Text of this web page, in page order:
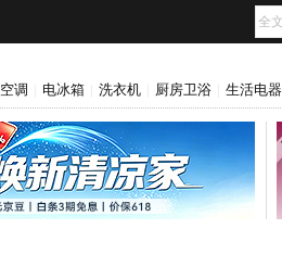
空调 电冰箱 洗衣机 厨房卫浴 生活电器